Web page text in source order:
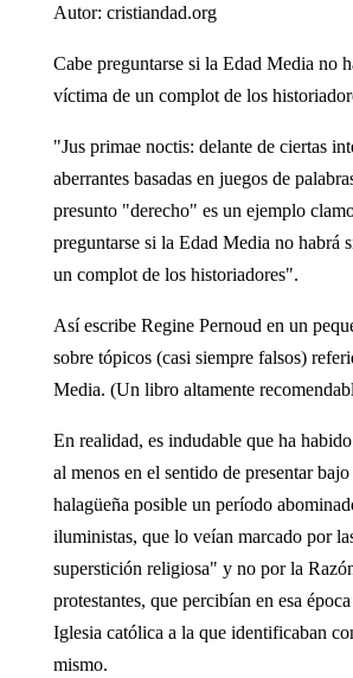
Autor: cristiandad.org
Cabe preguntarse si la Edad Media no
víctima de un complot de los
"Jus primae noctis: delante de ciertas
aberrantes basadas en juegos de
presunto "derecho" es un ejemplo
preguntarse si la Edad Media no habrá
un complot de los historiadores".
Así escribe Regine Pernoud en un
sobre tópicos (casi siempre falsos)
Media. (Un libro altamente
En realidad, es indudable que ha
al menos en el sentido de presentar
halagüeña posible un período
iluministas, que lo veían marcado por
superstición religiosa" y no por la
protestantes, que percibían en esa
Iglesia católica a la que identificaban
mismo.